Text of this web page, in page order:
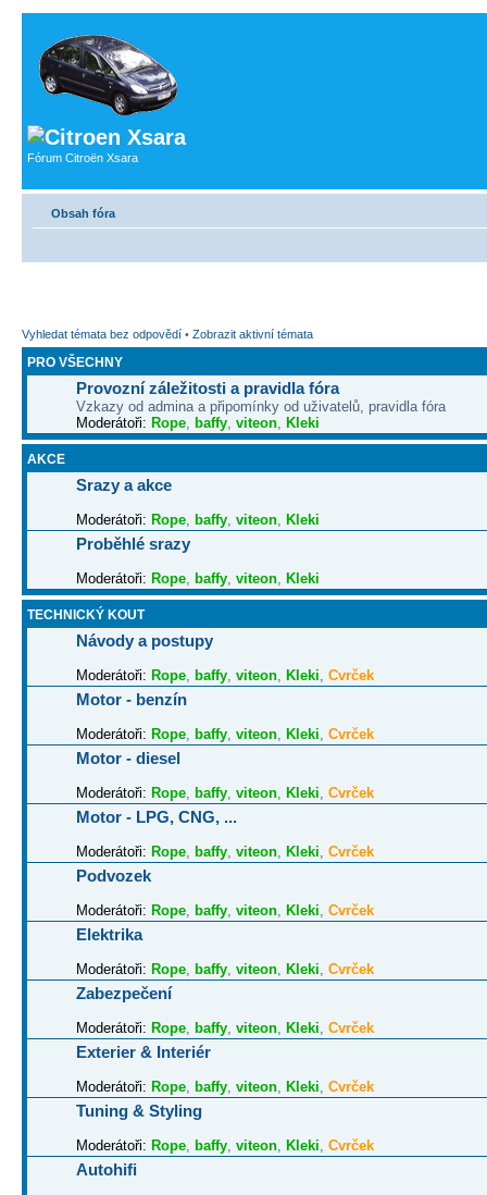
Fórum Citroën Xsara
Obsah fóra
Vyhledat témata bez odpovědí • Zobrazit aktivní témata
PRO VŠECHNY
Provozní záležitosti a pravidla fóra
Vzkazy od admina a připomínky od uživatelů, pravidla fóra
Moderátoři: Rope, baffy, viteon, Kleki
AKCE
Srazy a akce
Moderátoři: Rope, baffy, viteon, Kleki
Proběhlé srazy
Moderátoři: Rope, baffy, viteon, Kleki
TECHNICKÝ KOUT
Návody a postupy
Moderátoři: Rope, baffy, viteon, Kleki, Cvrček
Motor - benzín
Moderátoři: Rope, baffy, viteon, Kleki, Cvrček
Motor - diesel
Moderátoři: Rope, baffy, viteon, Kleki, Cvrček
Motor - LPG, CNG, ...
Moderátoři: Rope, baffy, viteon, Kleki, Cvrček
Podvozek
Moderátoři: Rope, baffy, viteon, Kleki, Cvrček
Elektrika
Moderátoři: Rope, baffy, viteon, Kleki, Cvrček
Zabezpečení
Moderátoři: Rope, baffy, viteon, Kleki, Cvrček
Exterier & Interiér
Moderátoři: Rope, baffy, viteon, Kleki, Cvrček
Tuning & Styling
Moderátoři: Rope, baffy, viteon, Kleki, Cvrček
Autohifi